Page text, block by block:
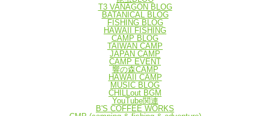
T3 VANAGON BLOG
BATANICAL BLOG
FISHING BLOG
HAWAII FISHING
CAMP BLOG
TAIWAN CAMP
JAPAN CAMP
CAMP EVENT
響の森CAMP
HAWAII CAMP
MUSIC BLOG
CHILLout BGM
YouTube関連
B'S COFFEE WORKS